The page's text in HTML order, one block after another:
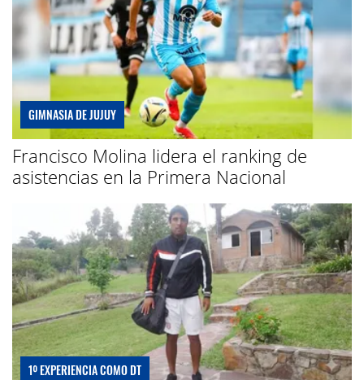
GIMNASIA DE JUJUY
Francisco Molina lidera el ranking de
asistencias en la Primera Nacional
1º EXPERIENCIA COMO DT